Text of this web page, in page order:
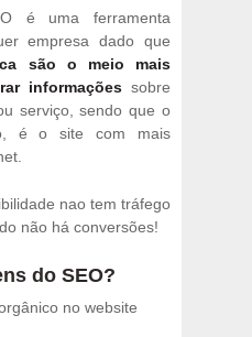
é uma ferramenta
empresa dado que
são o meio mais
informações sobre
serviço, sendo que o
é o site com mais
nao tem tráfego
não há conversões!
do SEO?
no website